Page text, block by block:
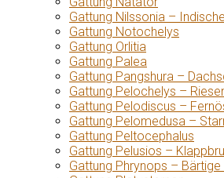
Gattung Nilssonia –
Gattung Notochelys
Gattung Orlitia
Gattung Palea
Gattung Pangshura –
Gattung Pelochelys –
Gattung Pelodiscus –
Gattung Pelomedusa –
Gattung Peltocephalus
Gattung Pelusios –
Gattung Phrynops –